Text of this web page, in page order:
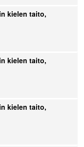
kielen taito,
kielen taito,
kielen taito,